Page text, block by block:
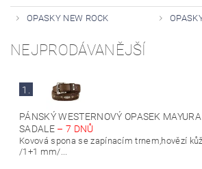
OPASKY NEW ROCK
NEJPRODÁVANĚJŠÍ
1.
PÁNSKÝ WESTERNOVÝ OPASEK
SADALE –7 DNŮ
Kovová spona se zapínacím trnem,hovězí
/1+1 mm/...